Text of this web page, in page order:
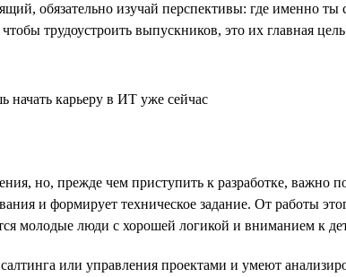
обязательно изучай перспективы: где именно ты
трудоустроить выпускников, это их главная
но, прежде чем приступить к разработке, важно
и формирует техническое задание. От работы
молодые люди с хорошей логикой и вниманием к
или управления проектами и умеют